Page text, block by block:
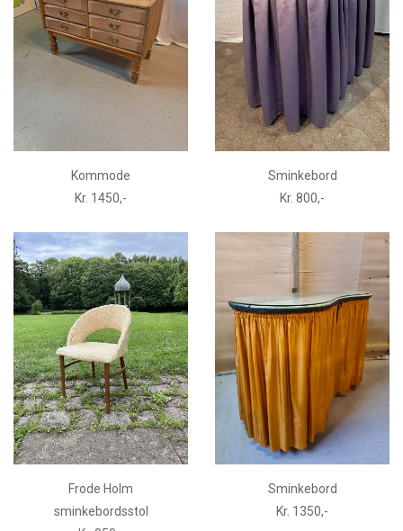
Kommode
Kr. 1450,-
Sminkebord
Kr. 800,-
Frode Holm
sminkebordsstol
Sminkebord
Kr. 1350,-